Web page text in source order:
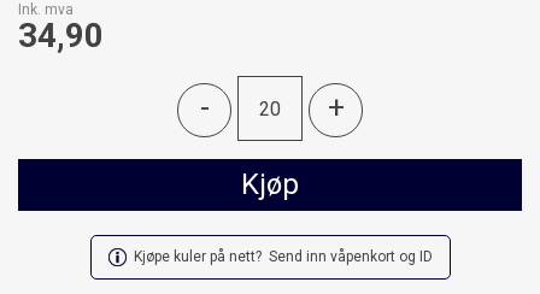
Ink. mva
34,90
- +
Kjøp
Kjøpe kuler på nett? Send inn våpenkort og ID